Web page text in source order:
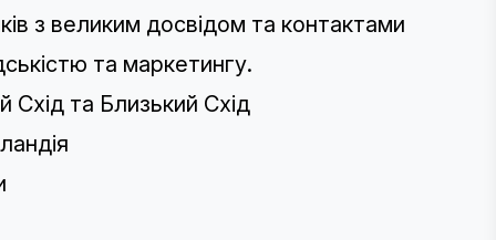
з великим досвідом та контактами
та маркетингу.
Схід та Близький Схід